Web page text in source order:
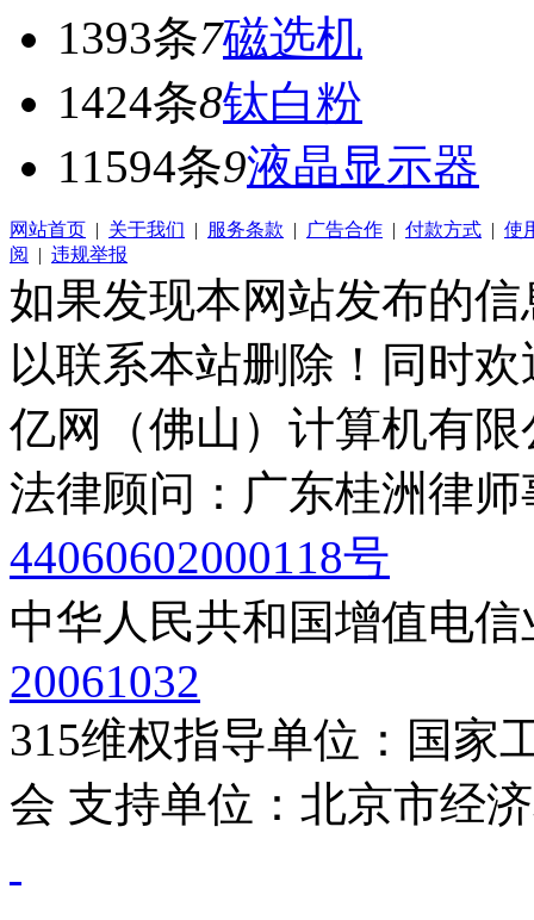
1393条7磁选机
1424条8钛白粉
11594条9液晶显示器
网站首页 | 关于我们 | 服务条款 | 广告合作 | 付款方式 | 使
阅
| 违规举报
如果发现本网站发布的
以联系本站删除！同时
亿网（佛山）计算机有
法律顾问：广东桂洲律
44060602000118号
中华人民共和国增值电
20061032
315维权指导单位：国家
会 支持单位：北京市经